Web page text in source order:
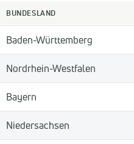
BUNDESLAND
Baden-Württemberg
Nordrhein-Westfalen
Bayern
Niedersachsen